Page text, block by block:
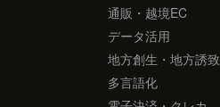
通販・越境EC
データ活用
地方創生・地方誘致
多言語化